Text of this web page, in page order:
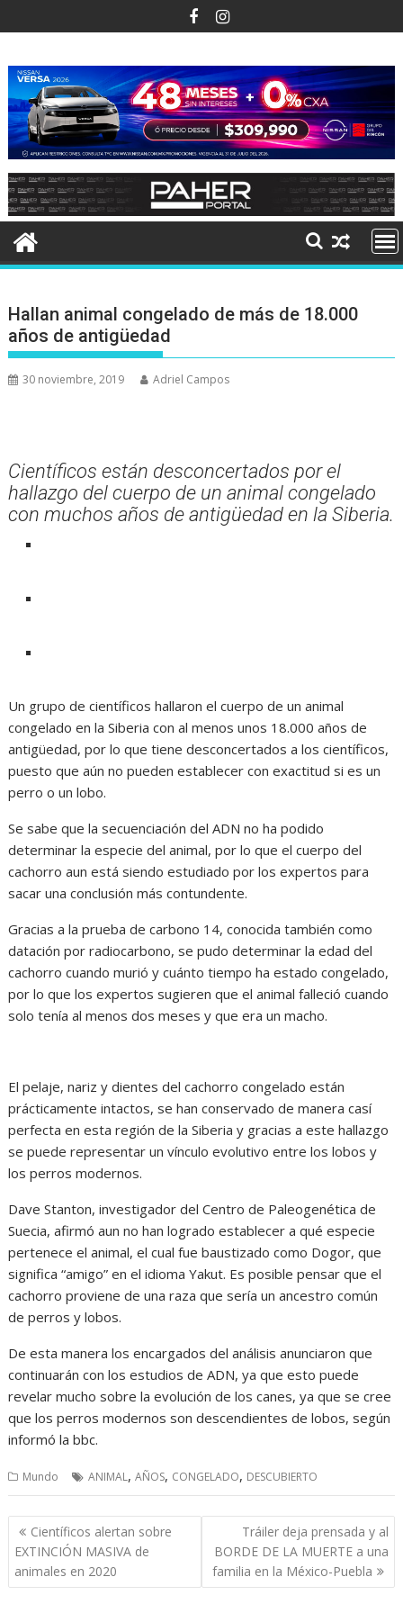
al
Hallan animal congelado de más de 18.000
años de antigüedad
30 noviembre, 2019 Adriel Campos
Científicos están desconcertados por el
hallazgo del cuerpo de un animal congelado
con muchos años de antigüedad en la Siberia.
Un grupo de científicos hallaron el cuerpo de un animal
congelado en la Siberia con al menos unos 18.000 años de
antigüedad, por lo que tiene desconcertados a los científicos,
puesto que aún no pueden establecer con exactitud si es un
perro o un lobo.
Se sabe que la secuenciación del ADN no ha podido
determinar la especie del animal, por lo que el cuerpo del
cachorro aun está siendo estudiado por los expertos para
sacar una conclusión más contundente.
Gracias a la prueba de carbono 14, conocida también como
datación por radiocarbono, se pudo determinar la edad del
cachorro cuando murió y cuánto tiempo ha estado congelado,
por lo que los expertos sugieren que el animal falleció cuando
solo tenía al menos dos meses y que era un macho.
El pelaje, nariz y dientes del cachorro congelado están
prácticamente intactos, se han conservado de manera casí
perfecta en esta región de la Siberia y gracias a este hallazgo
se puede representar un vínculo evolutivo entre los lobos y
los perros modernos.
Dave Stanton, investigador del Centro de Paleogenética de
Suecia, afirmó aun no han logrado establecer a qué especie
pertenece el animal, el cual fue baustizado como Dogor, que
significa “amigo” en el idioma Yakut. Es posible pensar que el
cachorro proviene de una raza que sería un ancestro común
de perros y lobos.
De esta manera los encargados del análisis anunciaron que
continuarán con los estudios de ADN, ya que esto puede
revelar mucho sobre la evolución de los canes, ya que se cree
que los perros modernos son descendientes de lobos, según
informó la bbc.
Mundo ANIMAL,AÑOS, CONGELADO, DESCUBIERTO
Navegación
de
entradas
Científicos alertan sobre
EXTINCIÓN MASIVA de
animales en 2020
Tráiler deja prensada y al
BORDE DE LA MUERTE a una
familia en la México-Puebla